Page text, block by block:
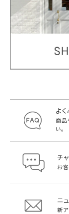
よ
商品
い。
チ
お
ニ
新